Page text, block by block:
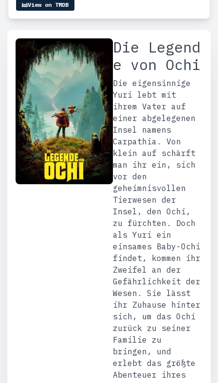
View on TMDB
Die Legend
e von Ochi
Die eigensinnige
Yuri lebt mit
ihrem Vater auf
einer abgelegenen
Insel namens
Carpathia. Von
klein auf schärft
man ihr ein, sich
vor den
geheimnisvollen
Tierwesen der
Insel, den Ochi,
zu fürchten. Doch
als Yuri ein
einsames Baby-Ochi
findet, kommen ihr
Zweifel an der
Gefährlichkeit der
Wesen. Sie lässt
ihr Zuhause hinter
sich, um das Ochi
zurück zu seiner
Familie zu
bringen, und
erlebt das größte
Abenteuer ihres